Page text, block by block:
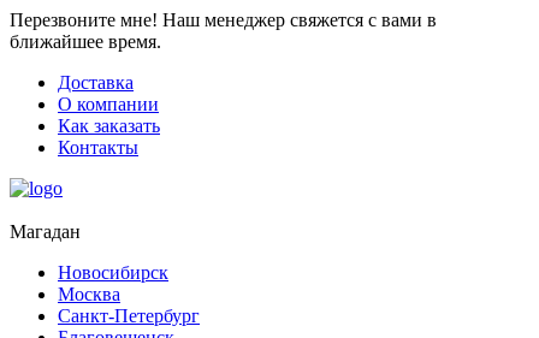
Перезвоните мне! Наш менеджер свяжется с вами в
ближайшее время.
Доставка
О компании
Как заказать
Контакты
Магадан
Новосибирск
Москва
Санкт-Петербург